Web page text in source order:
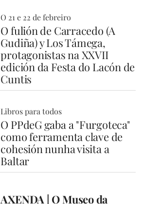
O 21 e 22 de febreiro
O fulión de Carracedo (A
Gudiña) y Los Támega,
protagonistas na XXVII
edición da Festa do Lacón de
Cuntis
Libros para todos
O PPdeG gaba a "Furgoteca"
como ferramenta clave de
cohesión nunha visita a
Baltar
AXENDA | O Museo da